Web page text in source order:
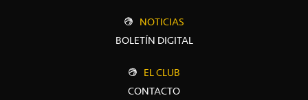
NOTICIAS
BOLETÍN DIGITAL
EL CLUB
CONTACTO